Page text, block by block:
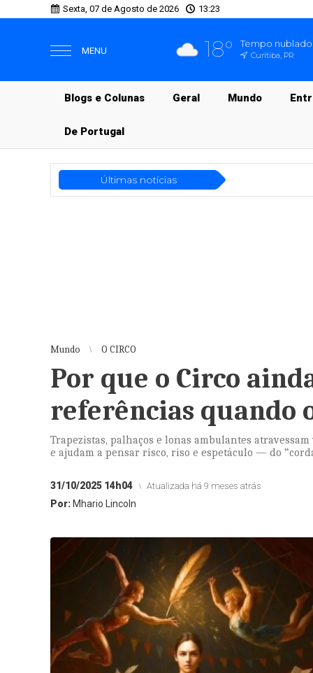
Sexta, 07 de Agosto de 2026 13:23
MENU 18° Tempo nublado
Curitiba, PR
Blogs e Colunas Geral Mundo
De Portugal
Últimas notícias
Mundo O CIRCO
Por que o Circo
referências quando
Trapezistas, palhaços e lonas ambulantes
e ajudam a pensar risco, riso e espetáculo — do
31/10/2025 14h04 Atualizada há 9 meses atrás
Por: Mhario Lincoln